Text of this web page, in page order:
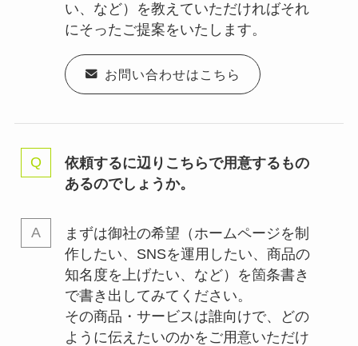
い、など）を教えていただければそれ
にそったご提案をいたします。
お問い合わせはこちら
依頼するに辺りこちらで用意するもの
あるのでしょうか。
まずは御社の希望（ホームページを制
作したい、SNSを運用したい、商品の
知名度を上げたい、など）を箇条書き
で書き出してみてください。
その商品・サービスは誰向けで、どの
ように伝えたいのかをご用意いただけ